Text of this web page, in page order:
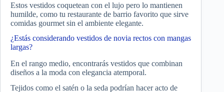
Estos vestidos coquetean con el lujo pero lo mantienen
humilde, como tu restaurante de barrio favorito que sirve
comidas gourmet sin el ambiente elegante.
¿Estás considerando vestidos de novia rectos con mangas
largas?
En el rango medio, encontrarás vestidos que combinan
diseños a la moda con elegancia atemporal.
Tejidos como el satén o la seda podrían hacer acto de